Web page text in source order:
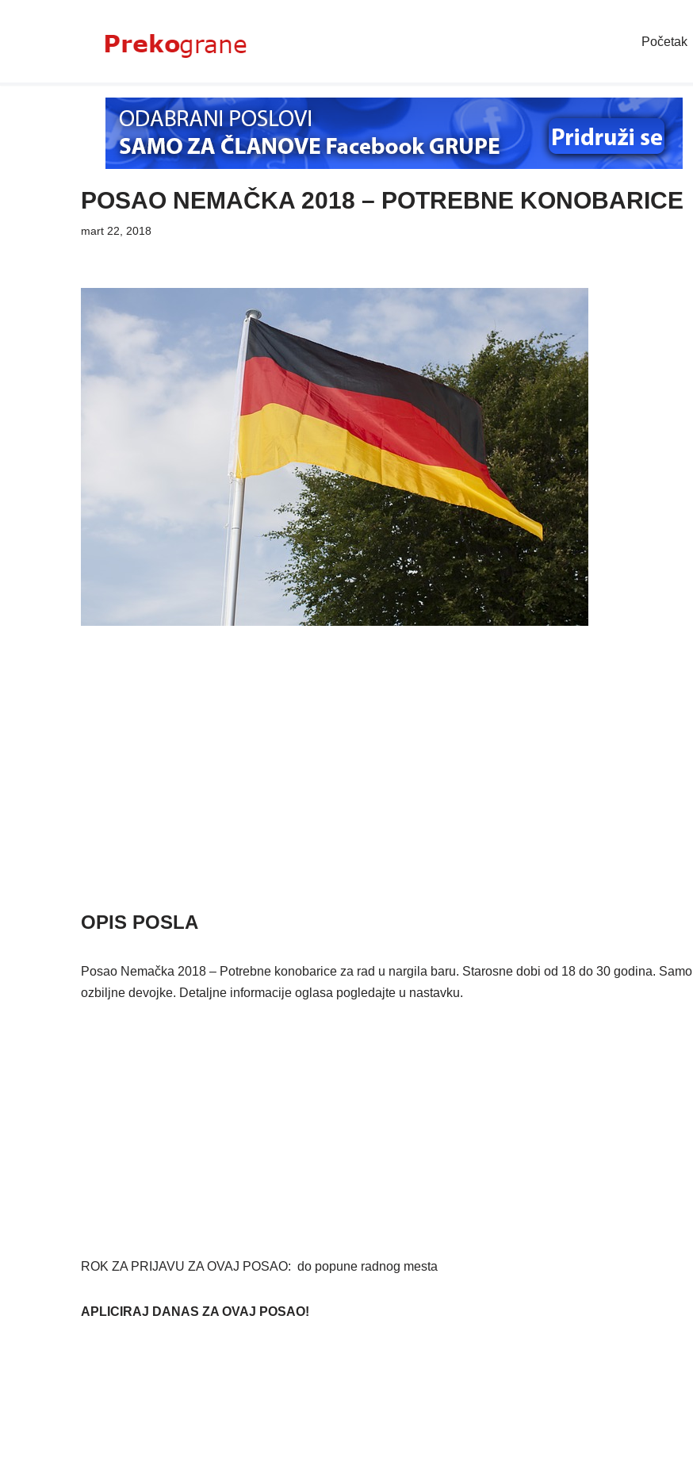
Početak
POSAO NEMAČKA 2018 – POTREBNE KONOBARICE
mart 22, 2018
OPIS POSLA
Posao Nemačka 2018 – Potrebne konobarice za rad u nargila baru. Starosne dobi od 18 do 30 godina. Samo
ozbiljne devojke. Detaljne informacije oglasa pogledajte u nastavku.
ROK ZA PRIJAVU ZA OVAJ POSAO: do popune radnog mesta
APLICIRAJ DANAS ZA OVAJ POSAO!